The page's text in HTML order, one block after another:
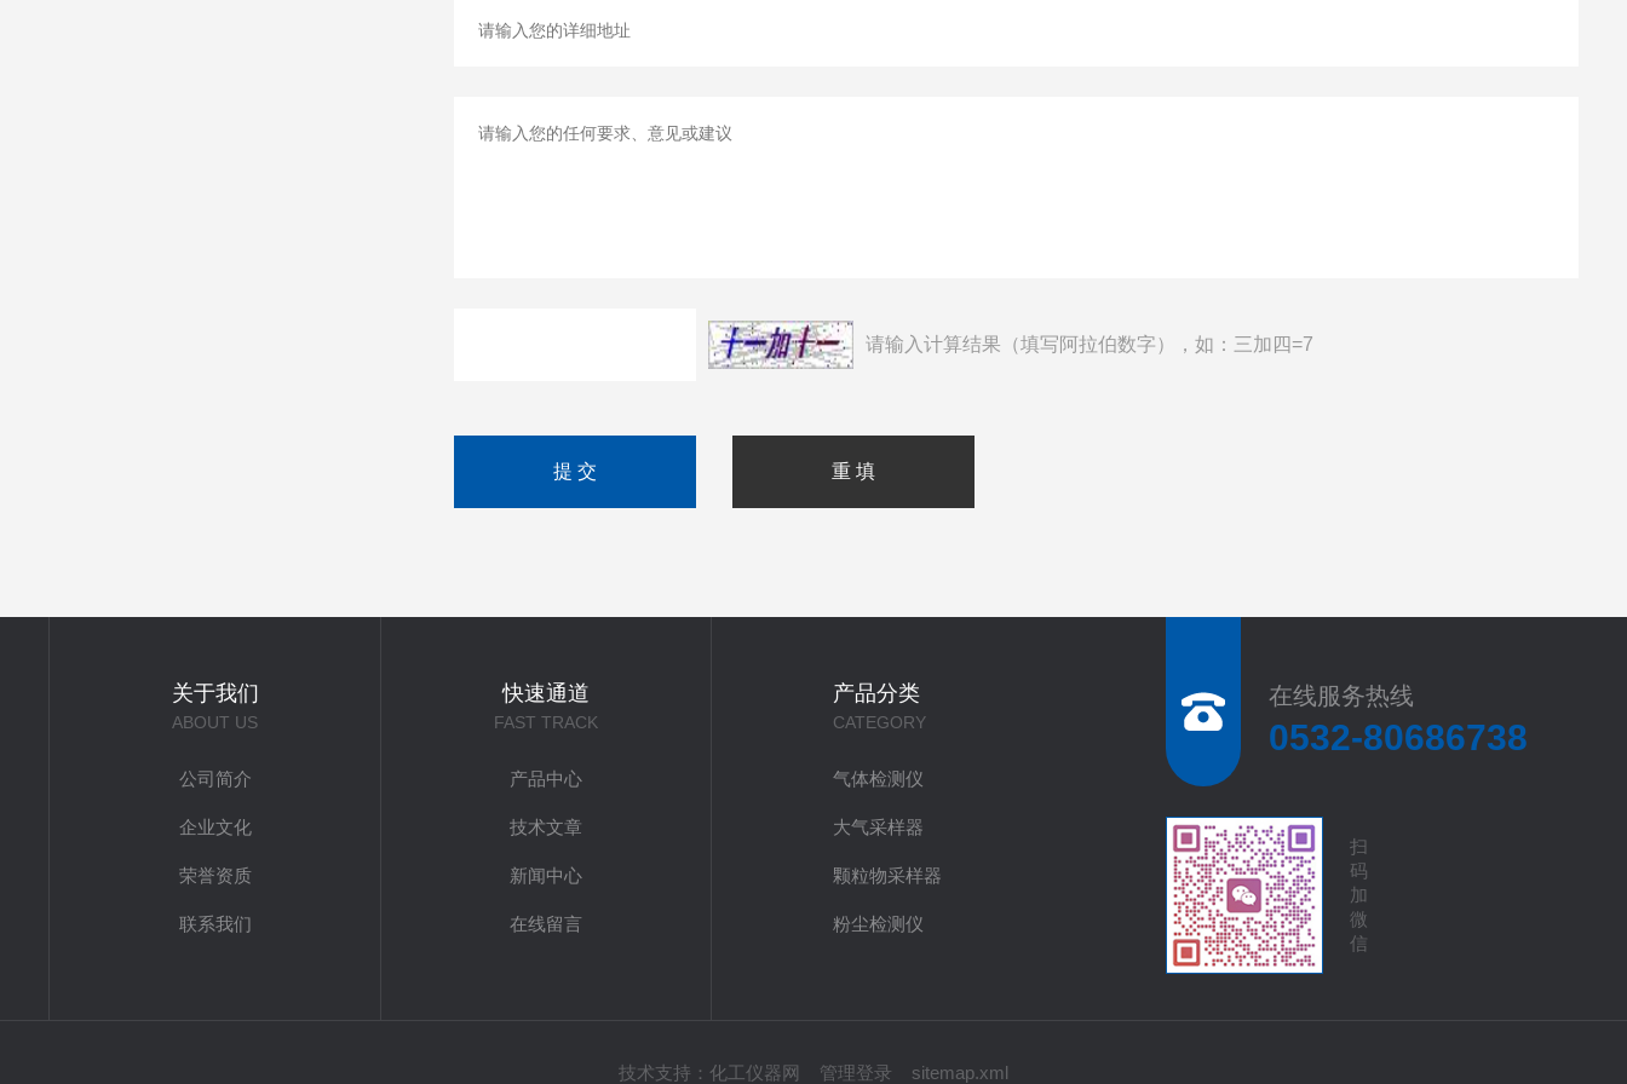
请输入计算结果（填写阿拉伯数字），如：三加四=7
关于我们
ABOUT US
公司简介
企业文化
荣誉资质
联系我们
快速通道
FAST TRACK
产品中心
技术文章
新闻中心
在线留言
产品分类
CATEGORY
气体检测仪
大气采样器
颗粒物采样器
粉尘检测仪
在线服务热线
0532-80686738
扫
码
加
微
信
技术支持： 化工仪器网 管理登录 sitemap.xml